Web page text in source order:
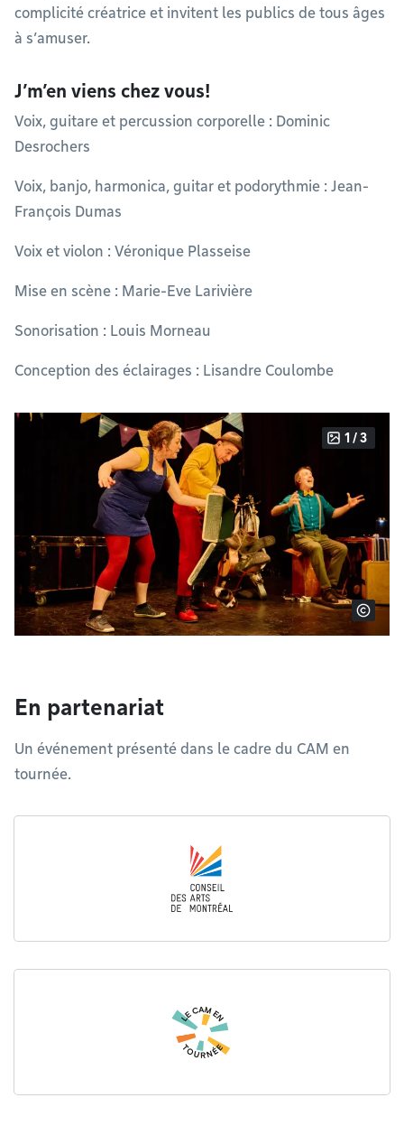
complicité créatrice et invitent les publics de tous âges
à s’amuser.
J’m’en viens chez vous!
Voix, guitare et percussion corporelle : Dominic
Desrochers
Voix, banjo, harmonica, guitar et podorythmie : Jean-
François Dumas
Voix et violon : Véronique Plasseise
Mise en scène : Marie-Eve Larivière
Sonorisation : Louis Morneau
Conception des éclairages : Lisandre Coulombe
1 / 3
En partenariat
Un événement présenté dans le cadre du CAM en
tournée.